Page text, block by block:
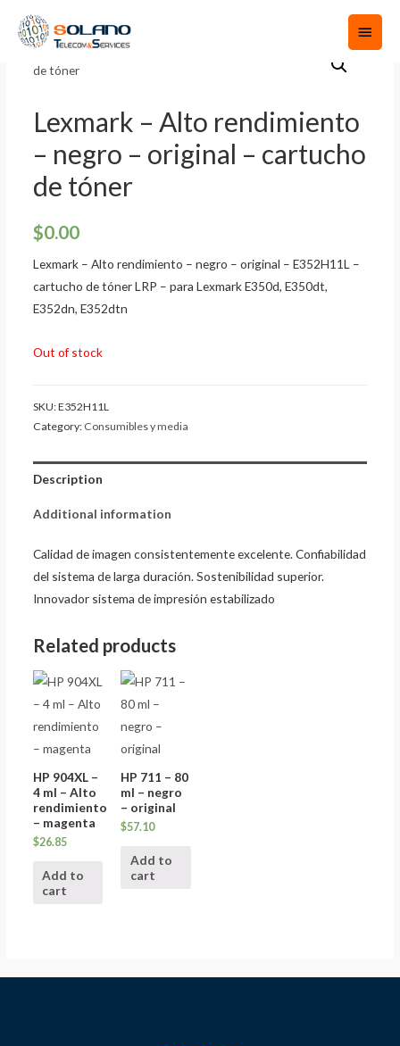
Lexmark – Alto rendimiento
– negro – original – cartucho
de tóner
$0.00
Lexmark – Alto rendimiento – negro – original – E352H11L –
cartucho de tóner LRP – para Lexmark E350d, E350dt,
E352dn, E352dtn
Out of stock
SKU:E352H11L
Category: Consumibles y media
Description
Additional information
Calidad de imagen consistentemente excelente. Confiabilidad
del sistema de larga duración. Sostenibilidad superior.
Innovador sistema de impresión estabilizado
Related products
HP 904XL –
4 ml – Alto
rendimiento
– magenta
$26.85
Add to
cart
HP 711 – 80
ml – negro
– original
$57.10
Add to
cart